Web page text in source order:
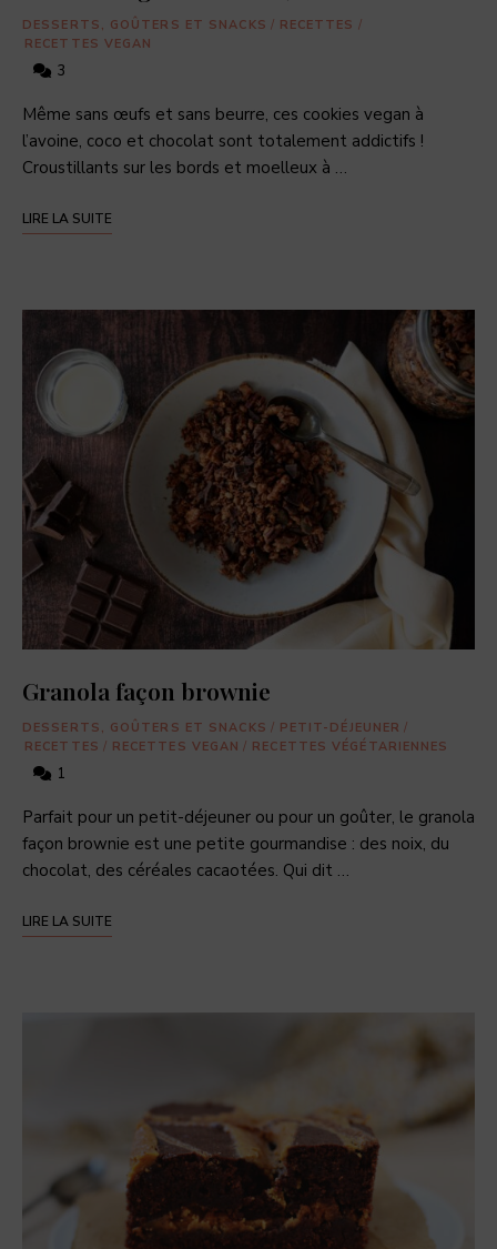
DESSERTS, GOÛTERS ET SNACKS / RECETTES /
RECETTES VEGAN
3
Même sans œufs et sans beurre, ces cookies vegan à
l’avoine, coco et chocolat sont totalement addictifs !
Croustillants sur les bords et moelleux à …
LIRE LA SUITE
Granola façon brownie
DESSERTS, GOÛTERS ET SNACKS / PETIT-DÉJEUNER /
RECETTES / RECETTES VEGAN / RECETTES VÉGÉTARIENNES
1
Parfait pour un petit-déjeuner ou pour un goûter, le granola
façon brownie est une petite gourmandise : des noix, du
chocolat, des céréales cacaotées. Qui dit …
LIRE LA SUITE